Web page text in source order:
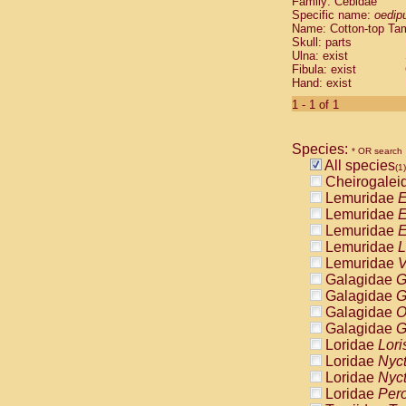
Cebidae
Cebidae
Cebidae
Cebidae
Cebidae
Cebidae
Cebidae
Cebidae
Cebidae
Cebidae
Cebidae
Cebidae
Atelidae
Atelidae
Atelidae
Atelidae
Atelidae
Atelidae
Atelidae
Atelidae
Atelidae
Atelidae
Pitheciidae
Specific name:
Name: Cotton-top
Skull: parts
Ulna: exist
Fibula: exist
Hand: exist
1 - 1 of 1
Species: * OR search
All species(1)
Lemuridae
Lemuridae
Lemuridae
Lemuridae
Lemuridae
Galagidae
Galagidae
Galagidae
Galagidae
Loridae
Loridae
Loridae
Loridae